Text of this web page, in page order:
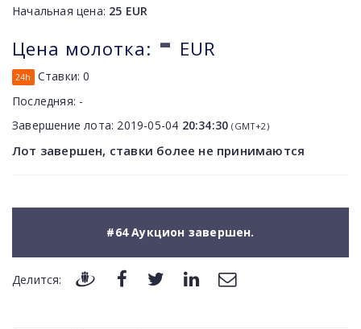
Начальная цена: 25 EUR
Цена молотка: - EUR
24h Ставки:0
Последняя: -
Завершение лота: 2019-05-04 20:34:30 (GMT+2)
Лот завершен, ставки более не принимаются
#64 Аукцион завершен.
Делится: